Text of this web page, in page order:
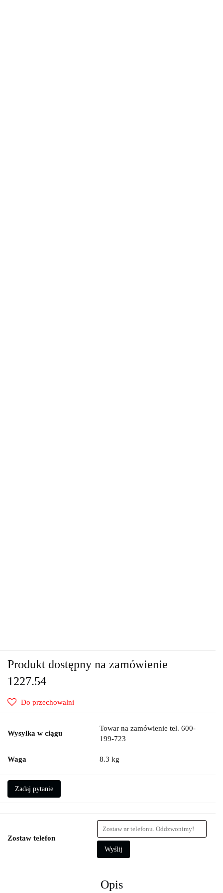
Produkt dostępny na zamówienie
1227.54
Do przechowalni
Wysyłka w ciągu
Towar na zamówienie tel. 600-
199-723
Waga 8.3 kg
Zadaj pytanie
Zostaw telefon
Wyślij
Opis